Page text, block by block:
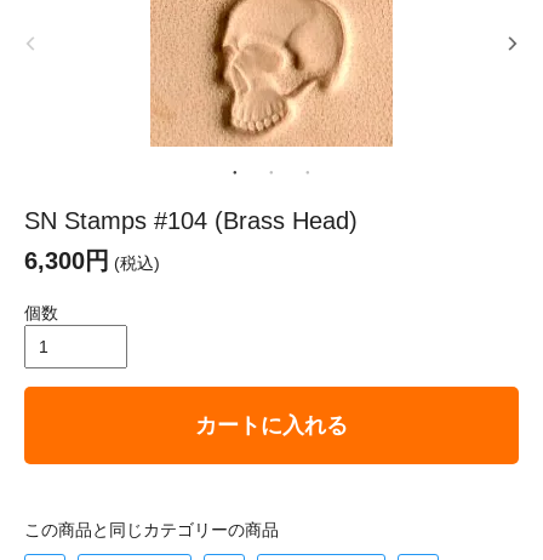
SN Stamps #104 (Brass Head)
6,300円 (税込)
個数
カートに入れる
この商品と同じカテゴリーの商品